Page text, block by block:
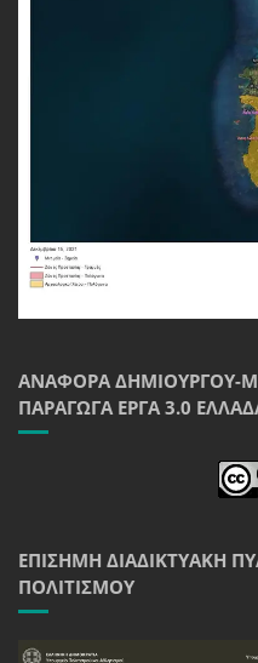
ΑΝΑΦΟΡΆ ΔΗΜΙΟΥΡΓΟΎ-
ΠΑΡΆΓΩΓΑ ΈΡΓΑ 3.0
ΕΠΊΣΗΜΗ ΔΙΑΔΙΚΤΥΑΚΉ
ΠΟΛΙΤΙΣΜΟΎ